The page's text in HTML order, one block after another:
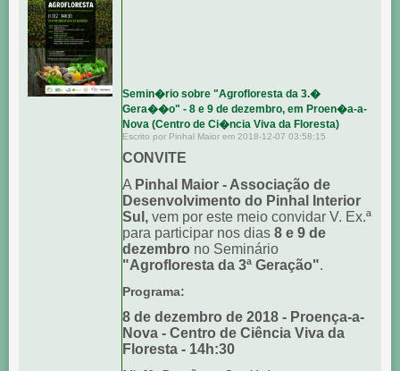
Semin�rio sobre "Agrofloresta da 3.�
Gera��o" - 8 e 9 de dezembro, em Proen�a-a-
Nova (Centro de Ci�ncia Viva da Floresta)
Escrito por Pinhal Maior em 2018-12-07 03:58:15
CONVITE
A Pinhal Maior - Associação de
Desenvolvimento do Pinhal Interior
Sul, vem por este meio convidar V. Ex.ª
para participar nos dias 8 e 9 de
dezembro no Seminário
"Agrofloresta da 3ª Geração".
Programa:
8 de dezembro de 2018 - Proença-a-
Nova - Centro de Ciência Viva da
Floresta - 14h:30